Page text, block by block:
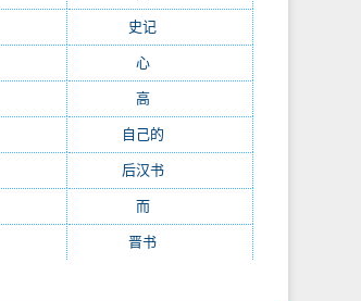
史记
心(200)
高(190)
自己的
后汉书(177)
而(164)
晋书